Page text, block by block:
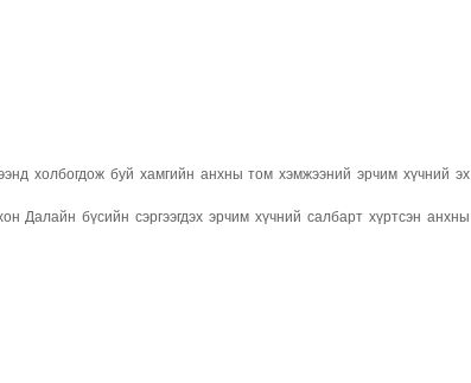
холбогдож буй хамгийн анхны том хэмжээний эрчим хүчний эх
бүсийн сэргээгдэх эрчим хүчний салбарт хүртсэн анхны